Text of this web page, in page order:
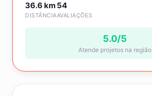
36.6 km
DISTÂNCIA
54
AVALIAÇÕES
5.0/5
Atende projetos na região